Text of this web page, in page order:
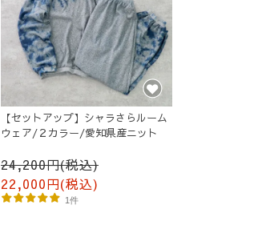
【セットアップ】シャラさらルーム
ウェア/２カラー/愛知県産ニット
24,200円(税込)
22,000円(税込)
1件